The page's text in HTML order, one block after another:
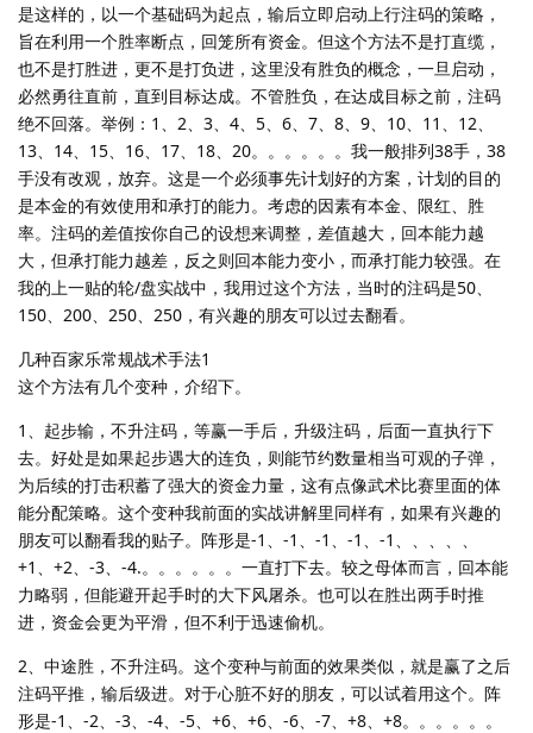
是这样的，以一个基础码为起点，输后立即启动上行注码的策略，
旨在利用一个胜率断点，回笼所有资金。但这个方法不是打直缆，
也不是打胜进，更不是打负进，这里没有胜负的概念，一旦启动，
必然勇往直前，直到目标达成。不管胜负，在达成目标之前，注码
绝不回落。举例：1、2、3、4、5、6、7、8、9、10、11、12、
13、14、15、16、17、18、20。。。。。。我一般排列38手，38
手没有改观，放弃。这是一个必须事先计划好的方案，计划的目的
是本金的有效使用和承打的能力。考虑的因素有本金、限红、胜
率。注码的差值按你自己的设想来调整，差值越大，回本能力越
大，但承打能力越差，反之则回本能力变小，而承打能力较强。在
我的上一贴的轮/盘实战中，我用过这个方法，当时的注码是50、
150、200、250、250，有兴趣的朋友可以过去翻看。
几种百家乐常规战术手法1
这个方法有几个变种，介绍下。
1、起步输，不升注码，等赢一手后，升级注码，后面一直执行下
去。好处是如果起步遇大的连负，则能节约数量相当可观的子弹，
为后续的打击积蓄了强大的资金力量，这有点像武术比赛里面的体
能分配策略。这个变种我前面的实战讲解里同样有，如果有兴趣的
朋友可以翻看我的贴子。阵形是-1、-1、-1、-1、-1、、、、、
+1、+2、-3、-4.。。。。。。一直打下去。较之母体而言，回本能
力略弱，但能避开起手时的大下风屠杀。也可以在胜出两手时推
进，资金会更为平滑，但不利于迅速偷机。
2、中途胜，不升注码。这个变种与前面的效果类似，就是赢了之后
注码平推，输后级进。对于心脏不好的朋友，可以试着用这个。阵
形是-1、-2、-3、-4、-5、+6、+6、-6、-7、+8、+8。。。。。。